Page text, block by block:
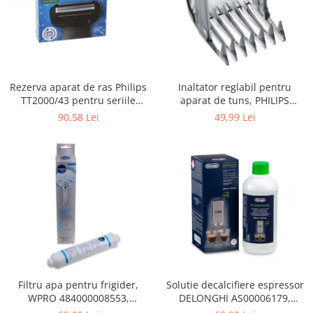
Gaming, Carti & Birotica
Birotica & Papetarie
Accesorii aparate de ras electrice
Accesorii aparate hair styling
Aparate & Accesorii ingrijire
Aparate cosmetice
Articole Sanatate si Wellness
Consumabile sanitare
Cosmetice si produse ingrijire
personala
Igiena dentara
Jucarii, Copii & Bebe
Camera copilului
Hrana bebelusi
Rezerva aparat de ras Philips
TT2000/43 pentru seriile
Bodygroom 3000/5000/7000 si
90,58 Lei
Inaltator reglabil pentru
aparat de tuns, PHILIPS
422203633281, 3-15 mm,
49,99 Lei
Filtru apa pentru frigider,
WPRO 484000008553,
Solutie decalcifiere espressor
DELONGHI AS00006179,